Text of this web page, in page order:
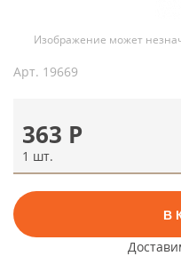
Изображение может
Арт. 19669
363 Р
1 шт.
В